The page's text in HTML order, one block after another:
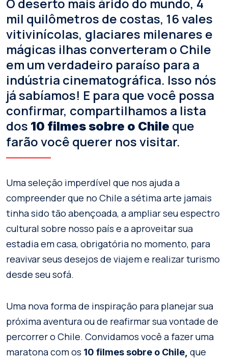
O deserto mais árido do mundo, 4
mil quilômetros de costas, 16 vales
vitivinícolas, glaciares milenares e
mágicas ilhas converteram o Chile
em um verdadeiro paraíso para a
indústria cinematográfica. Isso nós
já sabíamos! E para que você possa
confirmar, compartilhamos a lista
dos 10 filmes sobre o Chile que
farão você querer nos visitar.
Uma seleção imperdível que nos ajuda a
compreender que no Chile a sétima arte jamais
tinha sido tão abençoada, a ampliar seu espectro
cultural sobre nosso país e a aproveitar sua
estadia em casa, obrigatória no momento, para
reavivar seus desejos de viajem e realizar turismo
desde seu sofá.
Uma nova forma de inspiração para planejar sua
próxima aventura ou de reafirmar sua vontade de
percorrer o Chile. Convidamos você a fazer uma
maratona com os 10 filmes sobre o Chile, que